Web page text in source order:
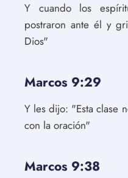
Y cuando los
postraron ante él y
Dios"
Marcos 9:29
Y les dijo: "Esta clase
con la oración"
Marcos 9:38